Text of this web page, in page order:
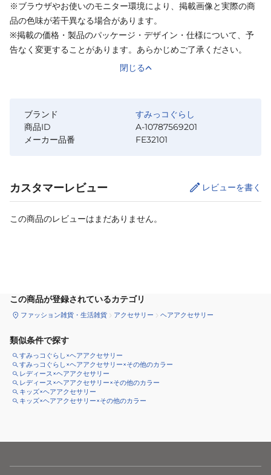
※ブラウザやお使いのモニター環境により、掲載画像と実際の商
品の色味が若干異なる場合があります。
※掲載の価格・製品のパッケージ・デザイン・仕様について、予
告なく変更することがあります。あらかじめご了承ください。
閉じる
ブランド
すみっコぐらし
商品ID
A-10787569201
メーカー品番
FE32101
カスタマーレビュー レビューを書く
この商品のレビューはまだありません。
この商品が登録されているカテゴリ
ファッション雑貨・生活雑貨 アクセサリー ヘアアクセサリー
類似条件で探す
すみっコぐらし×ヘアアクセサリー
すみっコぐらし×ヘアアクセサリー×その他のカラー
レディース×ヘアアクセサリー
レディース×ヘアアクセサリー×その他のカラー
キッズ×ヘアアクセサリー
キッズ×ヘアアクセサリー×その他のカラー